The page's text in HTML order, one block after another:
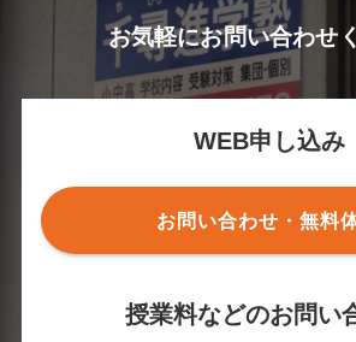
お気軽にお問い合わせ
WEB申し込み
お問い合わせ・無料
授業料などのお問い